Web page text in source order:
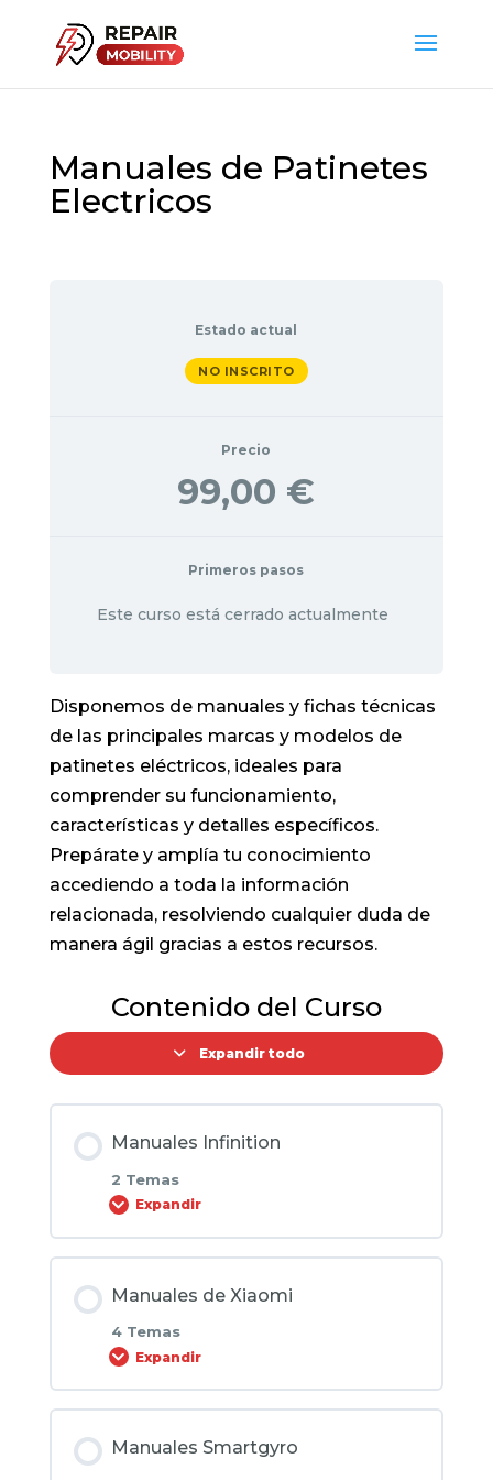
Manuales de Patinetes
Electricos
Estado actual
NO INSCRITO
Precio
99,00 €
Primeros pasos
Este curso está cerrado actualmente
Disponemos de manuales y fichas técnicas
de las principales marcas y modelos de
patinetes eléctricos, ideales para
comprender su funcionamiento,
características y detalles específicos.
Prepárate y amplía tu conocimiento
accediendo a toda la información
relacionada, resolviendo cualquier duda de
manera ágil gracias a estos recursos.
Contenido del Curso
Expandir todo
Manuales Infinition
2 Temas
Expandir
0% COMPLETADO 0/2 pasos
Manual Infinity City Jam
Manual Infinition Big City Pro
Manuales de Xiaomi
4 Temas
Expandir
0/4 pasos
Manuales Smartgyro